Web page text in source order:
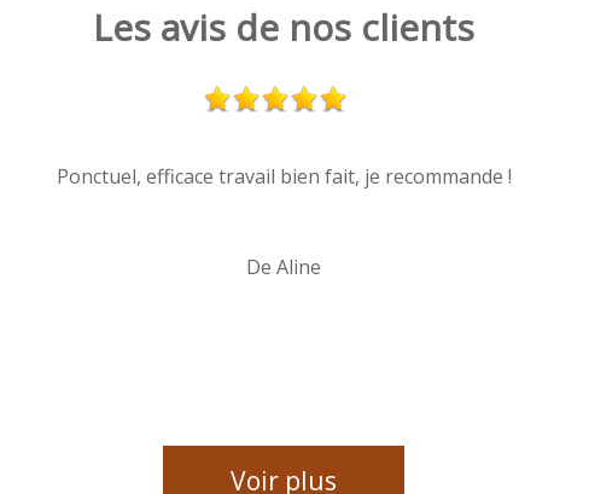
Les avis de nos clients
Ponctuel, efficace travail bien fait, je recommande !
De Aline
Voir plus